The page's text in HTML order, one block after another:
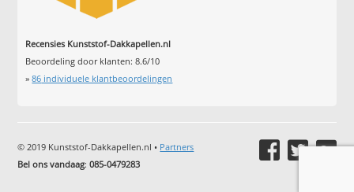
Recensies Kunststof-Dakkapellen.nl
Beoordeling door klanten:8.6/10
»86 individuele klantbeoordelingen
© 2019 Kunststof-Dakkapellen.nl • Partners
Bel ons vandaag:085-0479283